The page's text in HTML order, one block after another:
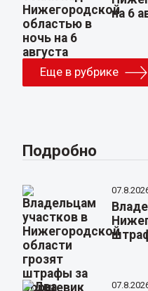
на 6
Еще в рубрике
Подробно